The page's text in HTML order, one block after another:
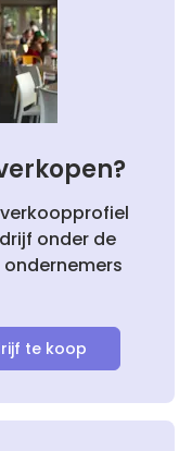
onder de
te koop